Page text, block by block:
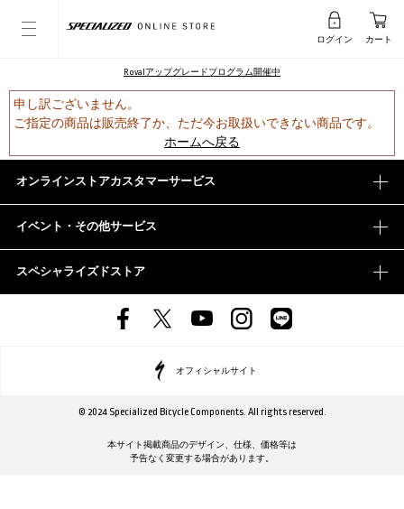
ログイン カート
Rovalアップグレードプログラム開催中
申し訳ございません。
ご指定の商品は販売終了か、ただ今お取扱いできない商品です。
ホームへ戻る
オンラインストアカスタマーサービス
イベント・その他サービス
スペシャライズドストア
オフィシャルサイト
© 2024 Specialized Bicycle Components. All rights reserved.
本サイト掲載商品のデザイン、仕様、価格等は
予告なく変更する場合があります。